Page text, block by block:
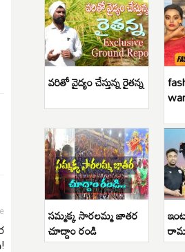
వరితో వైద్యం చేస్తున్న రైతన్న
సమ్మక్క సారలమ్మ జాతర
చూద్దాం రండి